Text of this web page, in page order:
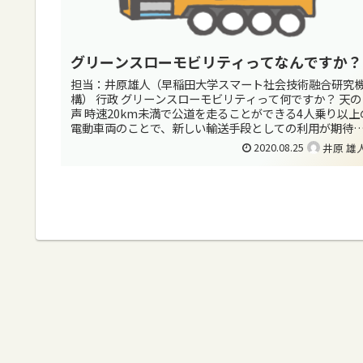
グリーンスローモビリティってなんですか？
担当：井原雄人（早稲田大学スマート社会技術融合研究
構） 行政 グリーンスローモビリティって何ですか？ 天の
声 時速20km未満で公道を走ることができる4人乗り以上
電動車両のことで、新しい輸送手段としての利用が期待さ
2020.08.25 井原 雄